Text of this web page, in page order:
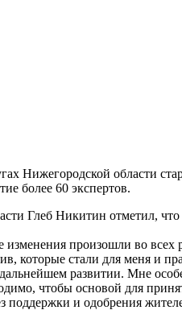
Нижегородской области
более 60 экспертов.
Глеб Никитин отметил,
изменения произошли во
которые стали для меня и
развитии. Мне
чтобы основой для
поддержки и одобрения